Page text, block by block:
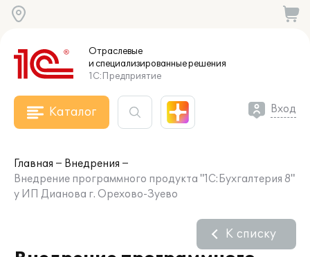
Отраслевые
и специализированныерешения
1С:Предприятие
Каталог Вход
Главная
Внедрения
Внедрение программного продукта "1C:Бухгалтерия 8"
у ИП Дианова г. Орехово-Зуево
К списку